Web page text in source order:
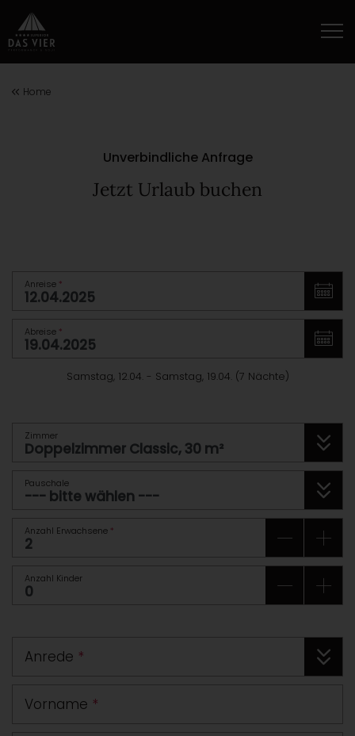
Home
Unverbindliche Anfrage
Jetzt Urlaub buchen
Anreise *
Abreise *
Samstag, 12.04. - Samstag, 19.04. (7 Nächte)
Zimmer
Pauschale
Anzahl Erwachsene *
Anzahl Kinder
Anrede *
Vorname *